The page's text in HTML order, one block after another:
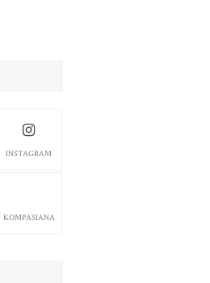
INSTAGRAM
KOMPASIANA